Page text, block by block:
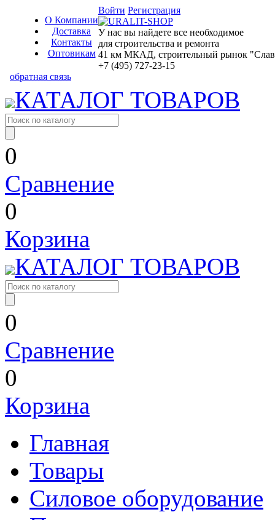
О Компании
Доставка
Контакты
Оптовикам
Войти Регистрация
У нас вы найдете все необходимое
для строительства и ремонта
41 км МКАД, строительный рынок
+7 (495) 727-23-15
обратная связь
КАТАЛОГ ТОВАРОВ
0
Сравнение
0
Корзина
КАТАЛОГ ТОВАРОВ
0
Сравнение
0
Корзина
Главная
Товары
Силовое оборудование